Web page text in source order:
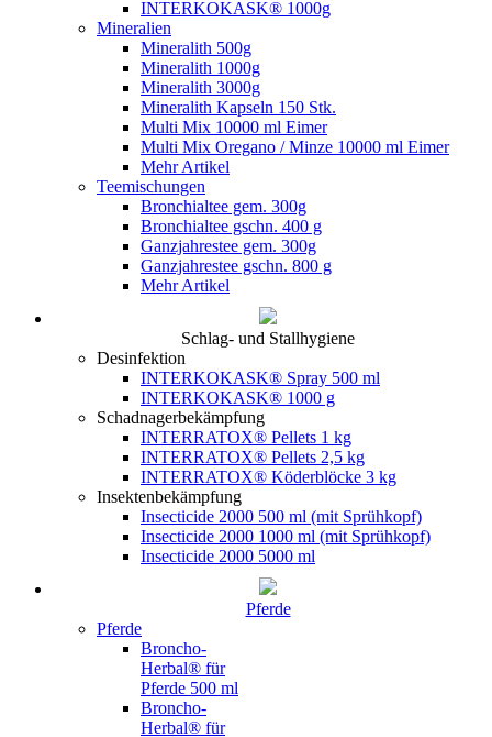
INTERKOKASK® 1000g
Mineralien
Mineralith 500g
Mineralith 1000g
Mineralith 3000g
Mineralith Kapseln 150 Stk.
Multi Mix 10000 ml Eimer
Multi Mix Oregano / Minze 10000 ml Eimer
Mehr Artikel
Teemischungen
Bronchialtee gem. 300g
Bronchialtee gschn. 400 g
Ganzjahrestee gem. 300g
Ganzjahrestee gschn. 800 g
Mehr Artikel
Schlag- und Stallhygiene
Desinfektion
INTERKOKASK® Spray 500 ml
INTERKOKASK® 1000 g
Schadnagerbekämpfung
INTERRATOX® Pellets 1 kg
INTERRATOX® Pellets 2,5 kg
INTERRATOX® Köderblöcke 3 kg
Insektenbekämpfung
Insecticide 2000 500 ml (mit Sprühkopf)
Insecticide 2000 1000 ml (mit Sprühkopf)
Insecticide 2000 5000 ml
Pferde
Pferde
Broncho-
Herbal® für
Pferde 500 ml
Broncho-
Herbal® für